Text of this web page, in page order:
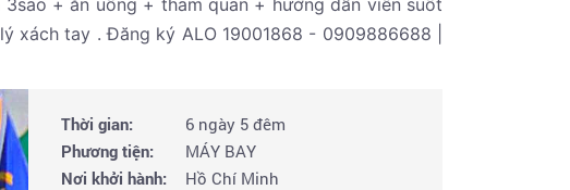
+ ăn uống + tham quan + hướng dẫn viên suốt
xách tay . Đăng ký ALO 19001868 - 0909886688 |
Thời gian:
6 ngày 5 đêm
Phương tiện:
MÁY BAY
Nơi khởi hành:
Hồ Chí Minh